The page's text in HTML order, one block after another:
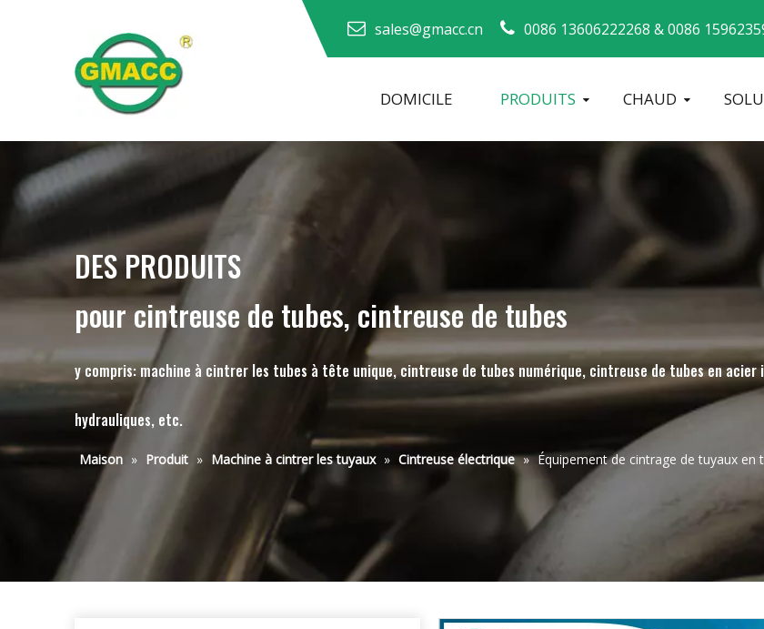
sales@gmacc.cn 0086 13606222268 &0086
DOMICILE PRODUITS CHAUD
DES PRODUITS
pour cintreuse de tubes, cintreuse de tubes
y compris: machine à cintrer les tubes à tête unique, cintreuse de tubes numérique, cintreuse de tubes en
hydrauliques, etc.
Maison » Produit » Machine à cintrer les tuyaux » Cintreuse électrique » Équipement de cintrage de tuyaux en